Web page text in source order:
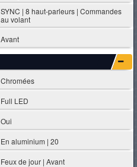
SYNC | 8 haut-parleurs | Commandes
au volant
Avant
Chromées
Full LED
Oui
En aluminium | 20
Feux de jour | Avant